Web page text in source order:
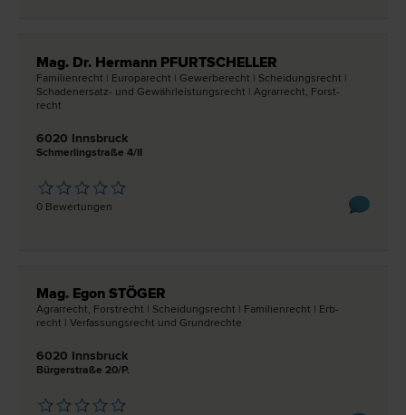
Mag. Dr. Hermann PFURTSCHELLER
Familien­recht | Europa­recht | Gewerbe­recht | Scheidungs­recht |
Schadenersatz- und Gewährleistungs­recht | Agrar­recht, Forst­
recht
6020 Innsbruck
Schmerlingstraße 4/II
0 Bewertungen
Mag. Egon STÖGER
Agrar­recht, Forst­recht | Scheidungs­recht | Familien­recht | Erb­
recht | Verfassungs­recht und Grund­rechte
6020 Innsbruck
Bürgerstraße 20/P.